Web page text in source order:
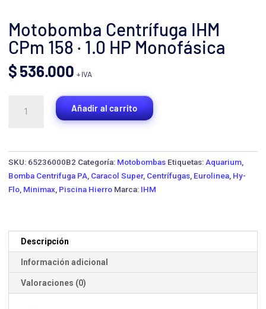
Motobomba Centrífuga IHM
CPm 158 · 1.0 HP Monofásica
$536.000 + IVA
Centrífuga
Añadir al carrito
SKU: 65236000B2 Categoría: Motobombas Etiquetas: Aquarium
Bomba Centrifuga PA Caracol Super, Centrífugas Eurolinea Hy-
Flo Minimax Piscina Hierro Marca: IHM
Descripción
Información adicional
Valoraciones (0)